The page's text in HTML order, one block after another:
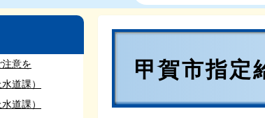
意を
道課）
道課）
甲賀市指定